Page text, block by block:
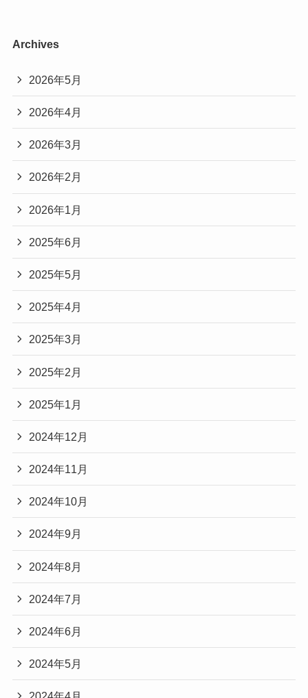
Archives
2026年5月
2026年4月
2026年3月
2026年2月
2026年1月
2025年6月
2025年5月
2025年4月
2025年3月
2025年2月
2025年1月
2024年12月
2024年11月
2024年10月
2024年9月
2024年8月
2024年7月
2024年6月
2024年5月